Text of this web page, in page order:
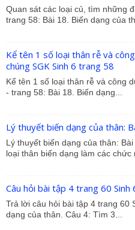
Quan sát các loại củ, tìm những
trang 58: Bài 18. Biến dạng của
Kể tên 1 số loại thân rễ và
chúng SGK Sinh 6 trang 58
Kể tên 1 số loại thân rễ và công
- trang 58: Bài 18. Biến dạng...
Lý thuyết biến dạng của thân:
Lý thuyết biến dạng của thân:
loại thân biến dạng làm các chức
Câu hỏi bài tập 4 trang 60 Sinh
Trả lời câu hỏi bài tập 4 trang 60
dạng của thân. Câu 4: Tìm 3...